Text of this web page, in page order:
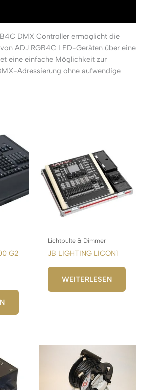
DMX Controller ermöglicht die
ADJ RGB4C LED-Geräten über eine
eine einfache Möglichkeit zur
Adressierung ohne aufwendige
G2
Lichtpulte & Dimmer
JB LIGHTING LICON1
WEITERLESEN